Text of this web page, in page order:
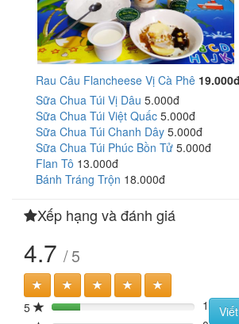
Rau Câu Flancheese Vị Cà Phê
Sữa Chua Túi Vị Dâu 5.000đ
Sữa Chua Túi Việt Quấc 5.000đ
Sữa Chua Túi Chanh Dây 5.000đ
Sữa Chua Túi Phúc Bồn Tử 5.000đ
Flan Tô 13.000đ
Bánh Tráng Trộn 18.000đ
Xếp hạng và đánh giá
4.7 / 5
5 20%
1